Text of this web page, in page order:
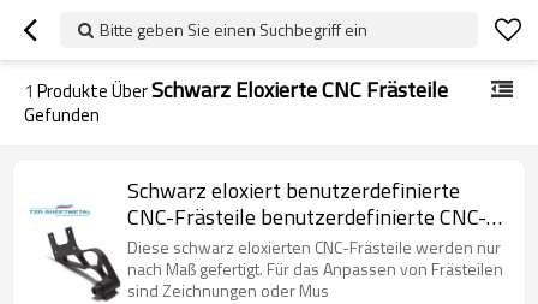
Bitte geben Sie einen Suchbegriff ein
1 Produkte ÜberSchwarz Eloxierte CNC Frästeile
Gefunden
Schwarz eloxiert benutzerdefinierte
CNC-Frästeile benutzerdefinierte CNC-
Bearbeitung CNC-Fräs-Service-
Hersteller
Diese schwarz eloxierten CNC-Frästeile werden nur
nach Maß gefertigt. Für das Anpassen von Frästeilen
sind Zeichnungen oder Mus